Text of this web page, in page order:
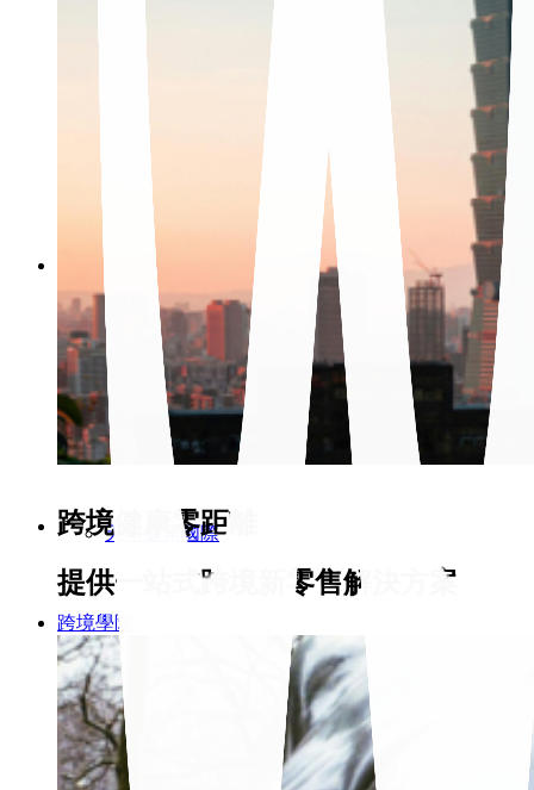
企業落地
美商歐裔美集團
馬來西亞萬源醫藥集團
天年健康國際
跨境學院
課程新訊
跨境健康零距離
提供一站式跨境新零售解決方案